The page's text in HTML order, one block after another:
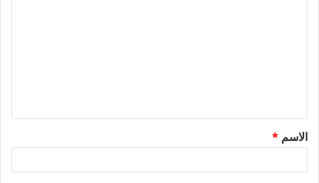
ق
*
الاسم *